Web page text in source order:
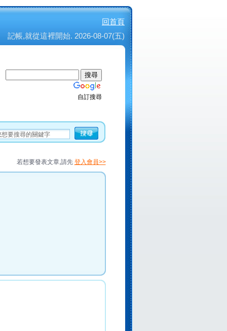
回首頁
記帳,就從這裡開始. 2026-08-07(五)
自訂搜尋
若想要發表文章,請先 登入會員>>